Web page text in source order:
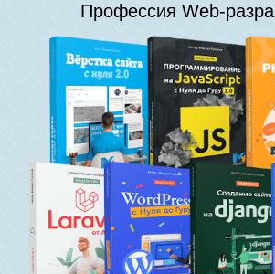
Профессия Web-